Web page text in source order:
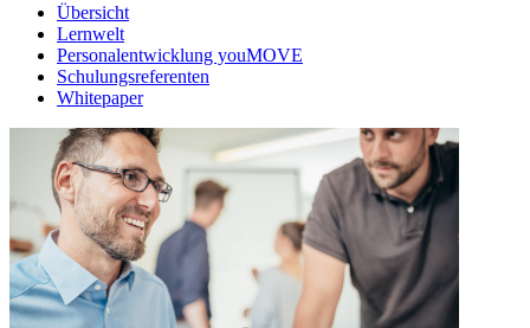
Übersicht
Lernwelt
Personalentwicklung youMOVE
Schulungsreferenten
Whitepaper